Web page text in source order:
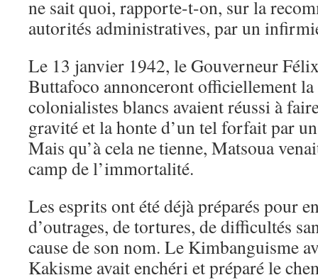
ne sait quoi, rapporte-t-on, sur la
autorités administratives, par un
Le 13 janvier 1942, le Gouverneur
Buttafoco annonceront officiellement
colonialistes blancs avaient réussi à
gravité et la honte d’un tel forfait par
Mais qu’à cela ne tienne, Matsoua
camp de l’immortalité.
Les esprits ont été déjà préparés pour
d’outrages, de tortures, de difficultés
cause de son nom. Le Kimbanguisme
Kakisme avait enchéri et préparé le